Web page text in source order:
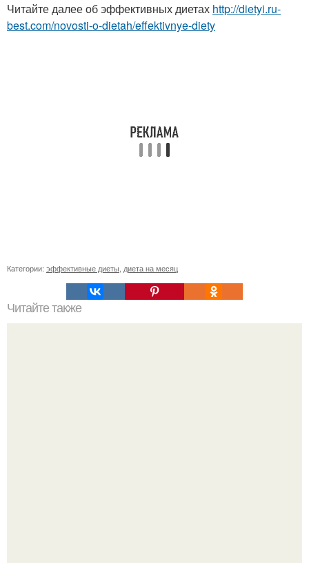
Читайте далее об эффективных диетах http://dietyi.ru-
best.com/novosti-o-dietah/effektivnye-diety
Категории: эффективные диеты диета на месяц
Читайте также